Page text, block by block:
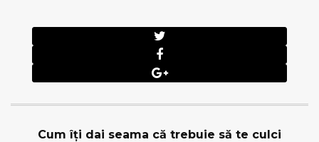
Cum îți dai seama că trebuie să te culci